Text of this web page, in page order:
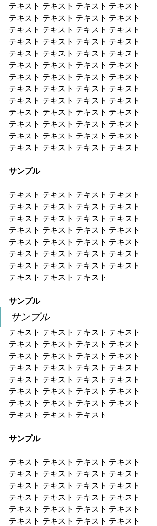
テキスト テキスト テキスト テキスト
テキスト テキスト テキスト テキスト
テキスト テキスト テキスト テキスト
テキスト テキスト テキスト テキスト
テキスト テキスト テキスト テキスト
テキスト テキスト テキスト テキスト
テキスト テキスト テキスト テキスト
テキスト テキスト テキスト テキスト
テキスト テキスト テキスト テキスト
テキスト テキスト テキスト テキスト
テキスト テキスト テキスト テキスト
テキスト テキスト テキスト テキスト
テキスト テキスト テキスト テキスト
サンプル
テキスト テキスト テキスト テキスト
テキスト テキスト テキスト テキスト
テキスト テキスト テキスト テキスト
テキスト テキスト テキスト テキスト
テキスト テキスト テキスト テキスト
テキスト テキスト テキスト テキスト
テキスト テキスト テキスト テキスト
テキスト テキスト テキスト
サンプル
サンプル
テキスト テキスト テキスト テキスト
テキスト テキスト テキスト テキスト
テキスト テキスト テキスト テキスト
テキスト テキスト テキスト テキスト
テキスト テキスト テキスト テキスト
テキスト テキスト テキスト テキスト
テキスト テキスト テキスト テキスト
テキスト テキスト テキスト
サンプル
テキスト テキスト テキスト テキスト
テキスト テキスト テキスト テキスト
テキスト テキスト テキスト テキスト
テキスト テキスト テキスト テキスト
テキスト テキスト テキスト テキスト
テキスト テキスト テキスト テキスト